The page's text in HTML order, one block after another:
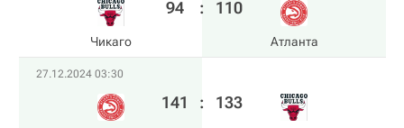
Чикаго
94 : 110
Атланта
27.12.2024 03:30
141 : 133